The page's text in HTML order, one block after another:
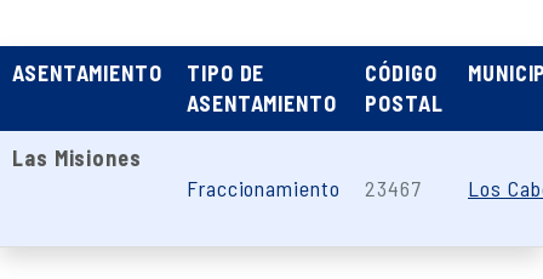
ASENTAMIENTO
TIPO DE
ASENTAMIENTO
CÓDIGO
POSTAL
Las Misiones
Fraccionamiento
23467 Los